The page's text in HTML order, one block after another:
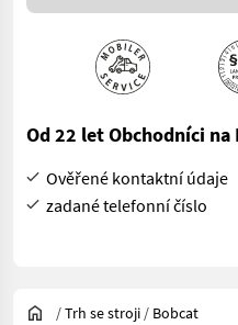
Od 22 let Obchodníci
Ověřené kontaktní údaje
zadané telefonní číslo
/Trh se stroji / Bobcat